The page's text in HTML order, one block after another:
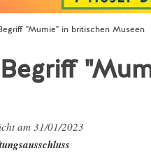
"Mumie" in britischen Museen
am 31/01/2023